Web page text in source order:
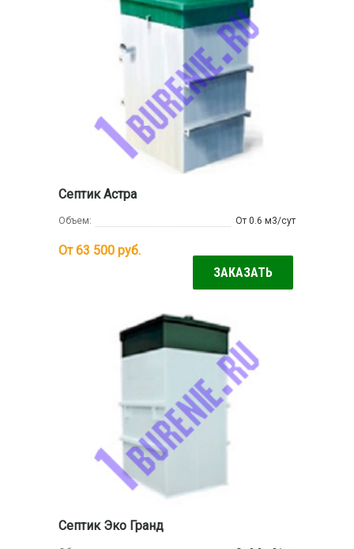
Септик Астра
Объем: От 0.6 м3/сут
От 63 500 руб.
ЗАКАЗАТЬ
Септик Эко Гранд